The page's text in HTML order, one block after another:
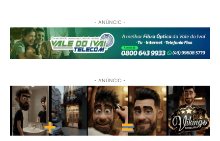
- ANÚNCIO -
- ANÚNCIO -